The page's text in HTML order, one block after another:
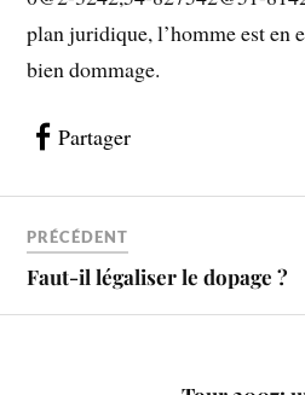
plan juridique, l’homme est en
bien dommage.
Partager
PRÉCÉDENT
Faut-il légaliser le dopage ?